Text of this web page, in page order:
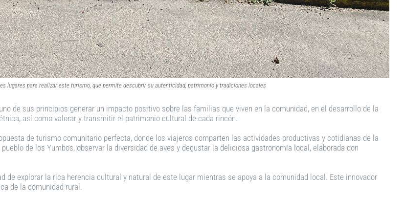
lugares para realizar este turismo, que permite descubrir su autenticidad, patrimonio y tradiciones locales
de sus principios generar un impacto positivo sobre las familias que viven en la comunidad, en el desarrollo de la
así como valorar y transmitir el patrimonio cultural de cada rincón.
de turismo comunitario perfecta, donde los viajeros comparten las actividades productivas y cotidianas de la
de los Yumbos, observar la diversidad de aves y degustar la deliciosa gastronomía local, elaborada con
explorar la rica herencia cultural y natural de este lugar mientras se apoya a la comunidad local. Este innovador
de la comunidad rural.